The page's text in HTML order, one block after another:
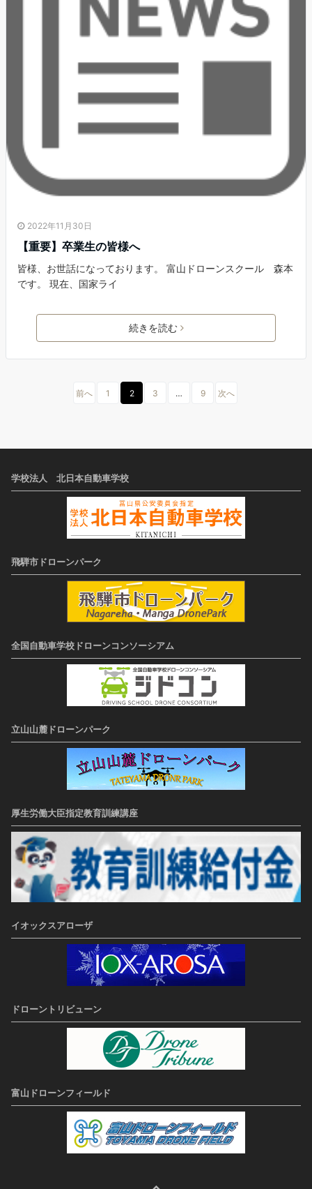
2022年11月30日
【重要】卒業生の皆様へ
皆様、お世話になっております。 富山ドローンスクール 森本
です。 現在、国家ライ
続きを読む
前へ 1 2 3 … 9 次へ
学校法人 北日本自動車学校
飛騨市ドローンパーク
全国自動車学校ドローンコンソーシアム
立山山麓ドローンパーク
厚生労働大臣指定教育訓練講座
イオックスアローザ
ドローントリビューン
富山ドローンフィールド